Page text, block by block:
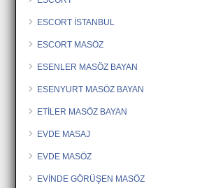
ESCORT İSTANBUL
ESCORT MASÖZ
ESENLER MASÖZ BAYAN
ESENYURT MASÖZ BAYAN
ETİLER MASÖZ BAYAN
EVDE MASAJ
EVDE MASÖZ
EVİNDE GÖRÜŞEN MASÖZ